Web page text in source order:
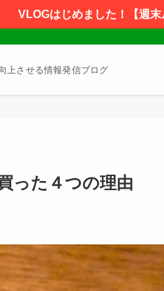
VLOGはじめました！【週末
上させる情報発信ブログ
った４つの理由